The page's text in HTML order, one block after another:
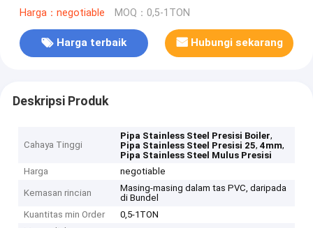
Harga：negotiable MOQ：0,5-1TON
Harga terbaik Hubungi sekarang
Deskripsi Produk
Cahaya Tinggi
Pipa Stainless Steel Presisi Boiler,
Pipa Stainless Steel Presisi 25,4mm,
Pipa Stainless Steel Mulus Presisi
Harga
negotiable
Kemasan rincian
Masing-masing dalam tas PVC, daripada
di Bundel
Kuantitas min Order
0,5-1TON